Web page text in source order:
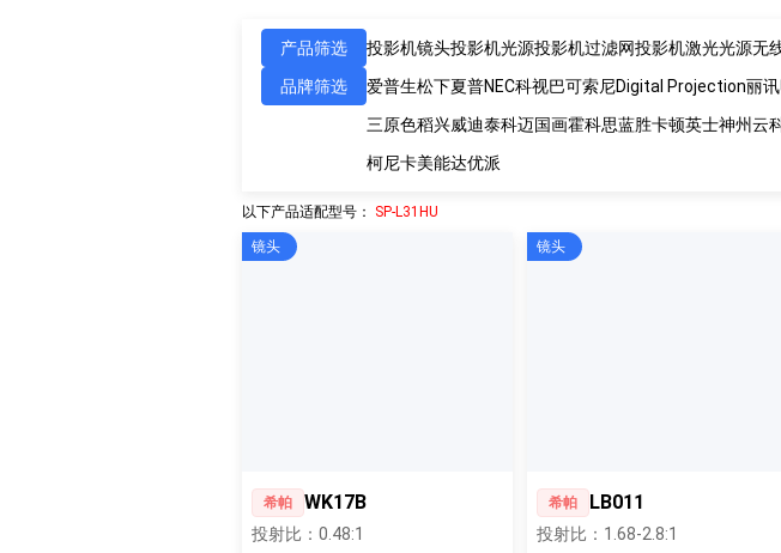
产品筛选 投影机镜头投影机光源投影机过滤网投影机激光光源无
品牌筛选
爱普生松下夏普NEC科视巴可索尼Digital Projection丽讯
三原色稻兴威迪泰科迈国画霍科思蓝胜卡顿英士神州云
柯尼卡美能达优派
以下产品适配型号： SP-L31HU
希帕 WK17B
投射比：0.48:1
镜头
希帕 LB011
投射比：1.68-2.8:1
镜头